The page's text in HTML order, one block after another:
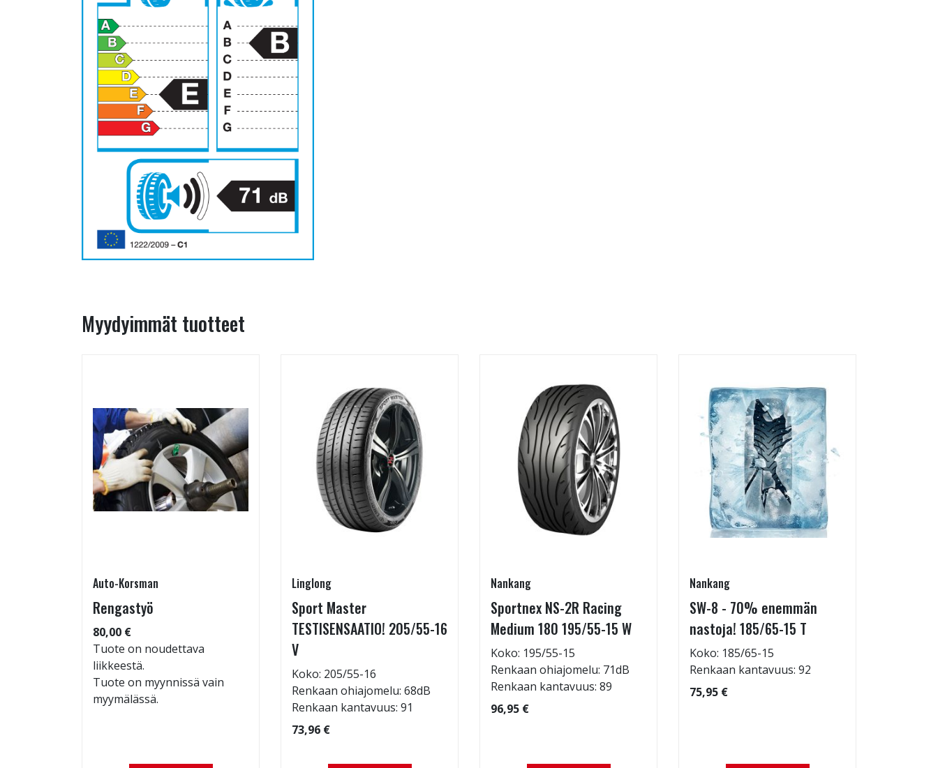
Myydyimmät tuotteet
Auto-Korsman
Rengastyö
80,00 €
Tuote on noudettava
liikkeestä.
Tuote on myynnissä vain
myymälässä.
Linglong
Sport Master
TESTISENSAATIO! 205/55-16
V
Koko: 205/55-16
Renkaan ohiajomelu: 68dB
Renkaan kantavuus: 91
73,96 €
Nankang
Sportnex NS-2R Racing
Medium 180 195/55-15 W
Koko: 195/55-15
Renkaan ohiajomelu: 71dB
Renkaan kantavuus: 89
96,95 €
Nankang
SW-8 - 70% enemmän
nastoja! 185/65-15 T
Koko: 185/65-15
Renkaan kantavuus: 92
75,95 €